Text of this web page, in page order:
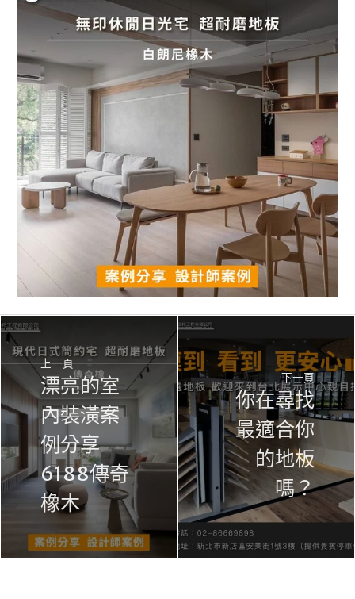
上一頁
漂亮的室
內裝潢案
例分享
6188傳奇
橡木
下一頁
你在尋找
最適合你
的地板
嗎？